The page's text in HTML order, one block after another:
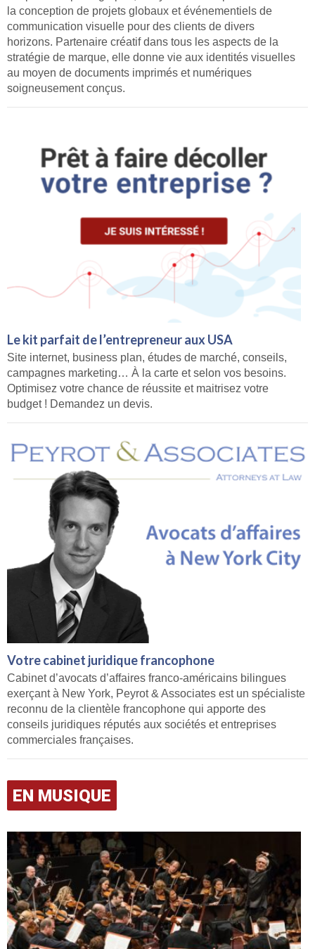
la conception de projets globaux et événementiels de
communication visuelle pour des clients de divers
horizons. Partenaire créatif dans tous les aspects de la
stratégie de marque, elle donne vie aux identités visuelles
au moyen de documents imprimés et numériques
soigneusement conçus.
Le kit parfait de l’entrepreneur aux USA
Site internet, business plan, études de marché, conseils,
campagnes marketing… À la carte et selon vos besoins.
Optimisez votre chance de réussite et maitrisez votre
budget ! Demandez un devis.
Votre cabinet juridique francophone
Cabinet d’avocats d’affaires franco-américains bilingues
exerçant à New York, Peyrot & Associates est un spécialiste
reconnu de la clientèle francophone qui apporte des
conseils juridiques réputés aux sociétés et entreprises
commerciales françaises.
EN MUSIQUE